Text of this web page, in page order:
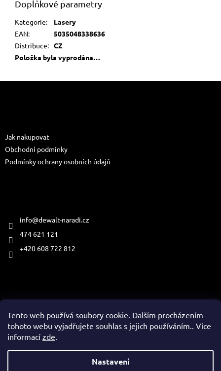
Tento web používá soubory cookie. Dalším procházením
tohoto webu vyjadřujete souhlas s jejich používáním.. Více
informací zde.
Nastavení
Doplňkové parametry
Kategorie:
Lasery
EAN:
5035048338636
Distribuce: CZ
Položka byla vyprodána…
Jak nakupovat
Obchodní podmínky
Podmínky ochrany osobních údajů
info@dewalt-naradi.cz
474 621 121
+420 608 722 812